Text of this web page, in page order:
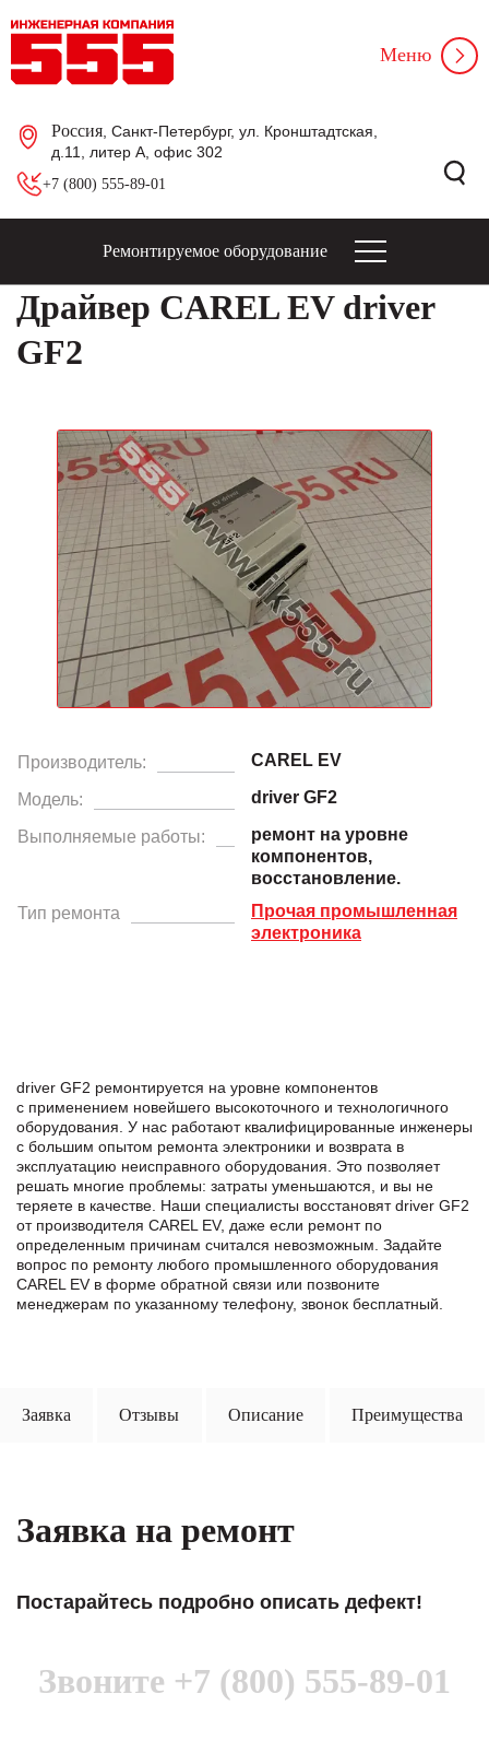
Россия , Санкт-Петербург, ул. Кронштадтская,
д.11, литер А, офис 302
+7 (800) 555-89-01
Меню
Ремонтируемое оборудование
Драйвер CAREL EV driver
GF2
Производитель: CAREL EV
Модель: driver GF2
Выполняемые работы:
ремонт на уровне
компонентов,
восстановление.
Тип ремонта
Прочая промышленная
электроника
driver GF2 ремонтируется на уровне компонентов
с применением новейшего высокоточного и технологичного
оборудования. У нас работают квалифицированные инженеры
с большим опытом ремонта электроники и возврата в
эксплуатацию неисправного оборудования. Это позволяет
решать многие проблемы: затраты уменьшаются, и вы не
теряете в качестве. Наши специалисты восстановят driver GF2
от производителя CAREL EV, даже если ремонт по
определенным причинам считался невозможным. Задайте
вопрос по ремонту любого промышленного оборудования
CAREL EV в формe обратной связи или позвоните
менеджерам по указанному телефону, звонок бесплатный.
Заявка Отзывы Описание Преимущества
Заявка на ремонт
Постарайтесь подробно описать дефект!
Звоните +7 (800) 555-89-01